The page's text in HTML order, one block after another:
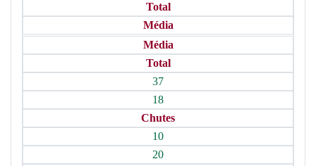
Total
Média
Média
Total
37
18
Chutes
10
20